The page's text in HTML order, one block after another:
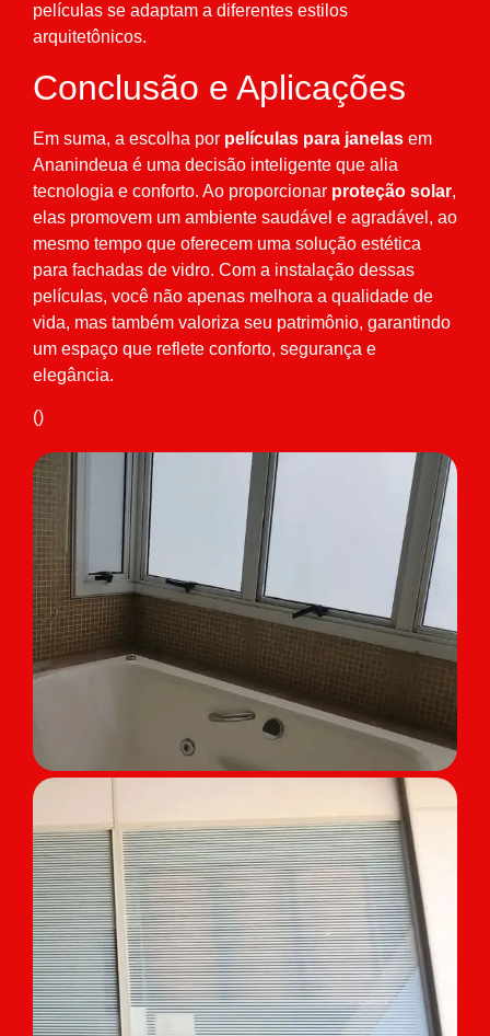
películas se adaptam a diferentes estilos
arquitetônicos.
Conclusão e Aplicações
Em suma, a escolha por películas para janelas em
Ananindeua é uma decisão inteligente que alia
tecnologia e conforto. Ao proporcionar proteção solar,
elas promovem um ambiente saudável e agradável, ao
mesmo tempo que oferecem uma solução estética
para fachadas de vidro. Com a instalação dessas
películas, você não apenas melhora a qualidade de
vida, mas também valoriza seu patrimônio, garantindo
um espaço que reflete conforto, segurança e
elegância.
()